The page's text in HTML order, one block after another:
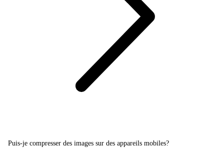
Puis-je compresser des images sur des appareils mobiles?